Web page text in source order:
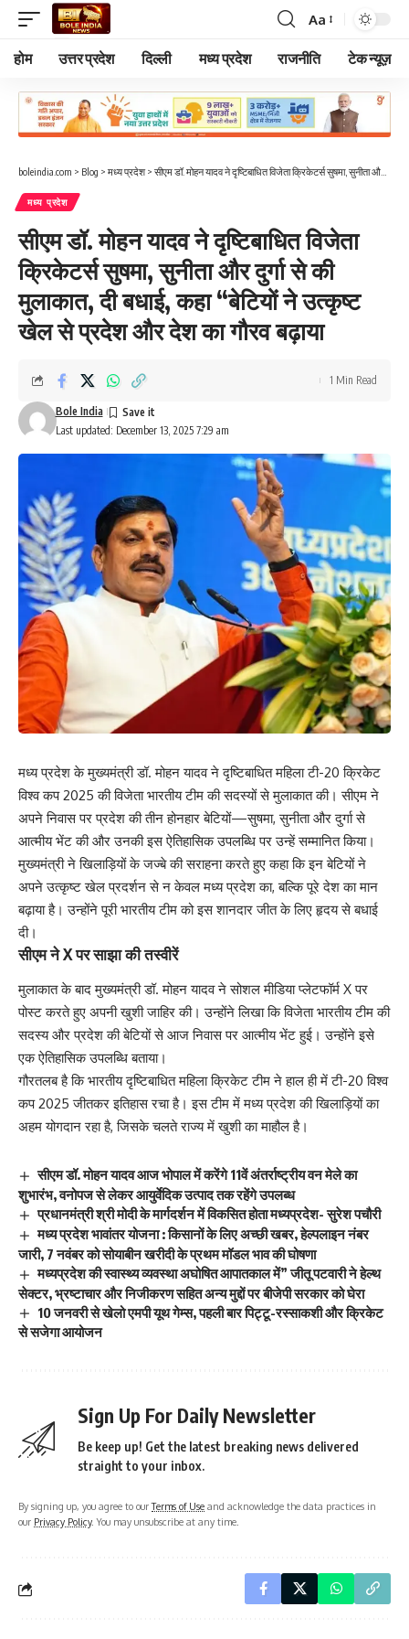
Font
Resizer
Aa
होम उत्तर प्रदेश दिल्ली मध्य प्रदेश राजनीति टेक न्यूज़
boleindia.com > Blog > मध्य प्रदेश> सीएम डॉ. मोहन यादव ने दृष्टिबाधित विजेता क्रिकेटर्स सुषमा, सुनीता और दुर्गा से की मुलाकात, दी बधाई, कहा “बेटियों ने उत्कृष्ट खेल से प्रदेश और देश का गौरव बढ़ाया
मध्य प्रदेश
सीएम डॉ. मोहन यादव ने दृष्टिबाधित विजेता
क्रिकेटर्स सुषमा, सुनीता और दुर्गा से की
मुलाकात, दी बधाई, कहा “बेटियों ने उत्कृष्ट
खेल से प्रदेश और देश का गौरव बढ़ाया
Last updated: December 13, 2025 7:29 am
Bole India
1 Min Read
मध्य प्रदेश के मुख्यमंत्री डॉ. मोहन यादव ने दृष्टिबाधित महिला टी-20 क्रिकेट
विश्व कप 2025 की विजेता भारतीय टीम की सदस्यों से मुलाकात की। सीएम ने
अपने निवास पर प्रदेश की तीन होनहार बेटियों—सुषमा, सुनीता और दुर्गा से
आत्मीय भेंट की और उनकी इस ऐतिहासिक उपलब्धि पर उन्हें सम्मानित किया।
मुख्यमंत्री ने खिलाड़ियों के जज्बे की सराहना करते हुए कहा कि इन बेटियों ने
अपने उत्कृष्ट खेल प्रदर्शन से न केवल मध्य प्रदेश का, बल्कि पूरे देश का मान
बढ़ाया है। उन्होंने पूरी भारतीय टीम को इस शानदार जीत के लिए हृदय से बधाई
दी।
सीएम ने X पर साझा की तस्वीरें
मुलाकात के बाद मुख्यमंत्री डॉ. मोहन यादव ने सोशल मीडिया प्लेटफॉर्म X पर
पोस्ट करते हुए अपनी खुशी जाहिर की। उन्होंने लिखा कि विजेता भारतीय टीम की
सदस्य और प्रदेश की बेटियों से आज निवास पर आत्मीय भेंट हुई। उन्होंने इसे
एक ऐतिहासिक उपलब्धि बताया।
गौरतलब है कि भारतीय दृष्टिबाधित महिला क्रिकेट टीम ने हाल ही में टी-20 विश्व
कप 2025 जीतकर इतिहास रचा है। इस टीम में मध्य प्रदेश की खिलाड़ियों का
अहम योगदान रहा है, जिसके चलते राज्य में खुशी का माहौल है।
सीएम डॉ. मोहन यादव आज भोपाल में करेंगे 11वें अंतर्राष्ट्रीय वन मेले का
शुभारंभ, वनोपज से लेकर आयुर्वेदिक उत्पाद तक रहेंगे उपलब्ध
प्रधानमंत्री श्री मोदी के मार्गदर्शन में विकसित होता मध्यप्रदेश- सुरेश पचौरी
मध्य प्रदेश भावांतर योजना : किसानों के लिए अच्छी खबर, हेल्पलाइन नंबर
जारी, 7 नवंबर को सोयाबीन खरीदी के प्रथम मॉडल भाव की घोषणा
मध्यप्रदेश की स्वास्थ्य व्यवस्था अघोषित आपातकाल में” जीतू पटवारी ने हेल्थ
सेक्टर, भ्रष्टाचार और निजीकरण सहित अन्य मुद्दों पर बीजेपी सरकार को घेरा
10 जनवरी से खेलो एमपी यूथ गेम्स, पहली बार पिट्टू-रस्साकशी और क्रिकेट
से सजेगा आयोजन
Sign Up For Daily Newsletter
Be keep up! Get the latest breaking news delivered
straight to your inbox.
By signing up, you agree to ourTerms of Use and acknowledge the data practices in
our Privacy Policy. You may unsubscribe at any time.